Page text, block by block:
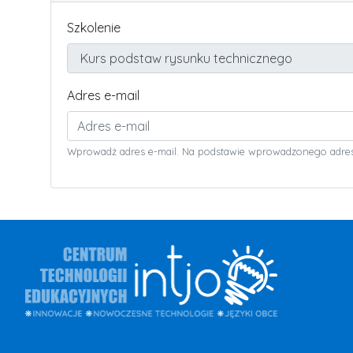
Szkolenie
Adres e-mail
Wprowadż adres e-mail. Na podstawie wprowadzonego